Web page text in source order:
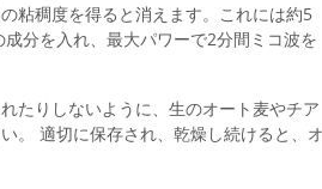
粘稠度を得ると消えます。これには約5
分を入れ、最大パワーで2分間ミコ波を
たりしないように、生のオート麦やチア
。 適切に保存され、乾燥し続けると、オ